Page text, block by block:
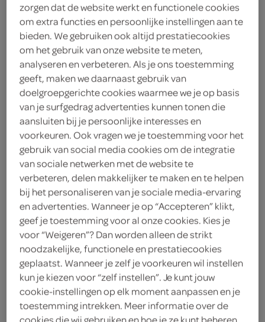
Arla kwark skyr vanille
kilo
Arla
4.
69
1 Kilogram
Let op: aanbiedingen zijn niet zichtbaar bij de
producten, maar worden wél automatisch
verwerkt in de winkelmand.
zorgen dat de website werkt en functionele cookies
om extra functies en persoonlijke instellingen aan te
bieden. We gebruiken ook altijd prestatiecookies
om het gebruik van onze website te meten,
analyseren en verbeteren. Als je ons toestemming
geeft, maken we daarnaast gebruik van
doelgroepgerichte cookies waarmee we je op basis
van je surfgedrag advertenties kunnen tonen die
aansluiten bij je persoonlijke interesses en
voorkeuren. Ook vragen we je toestemming voor het
gebruik van social media cookies om de integratie
van sociale netwerken met de website te
verbeteren, delen makkelijker te maken en te helpen
bij het personaliseren van je sociale media-ervaring
en advertenties. Wanneer je op “Accepteren” klikt,
geef je toestemming voor al onze cookies. Kies je
voor “Weigeren”? Dan worden alleen de strikt
noodzakelijke, functionele en prestatiecookies
geplaatst. Wanneer je zelf je voorkeuren wil instellen
kun je kiezen voor “zelf instellen”. Je kunt jouw
cookie-instellingen op elk moment aanpassen en je
toestemming intrekken. Meer informatie over de
cookies die wij gebruiken en hoe je ze kunt beheren,